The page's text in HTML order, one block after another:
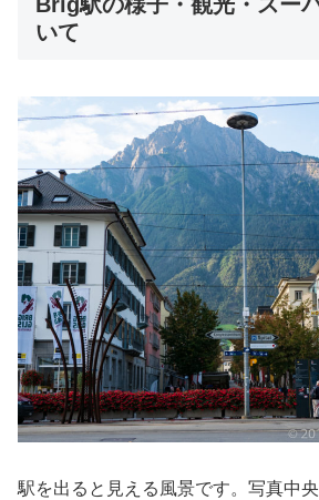
いて
駅を出ると見える風景です。写真中